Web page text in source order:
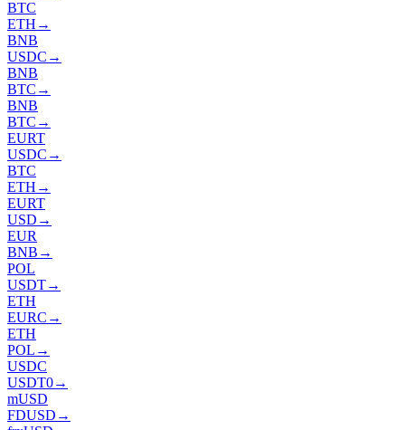
BTC
ETH →
BNB
USDC →
BNB
BTC →
BNB
BTC →
EURT
USDC →
BTC
ETH →
EURT
USD →
EUR
BNB →
POL
USDT→
ETH
EURC →
ETH
POL →
USDC
USDT0→
mUSD
FDUSD →